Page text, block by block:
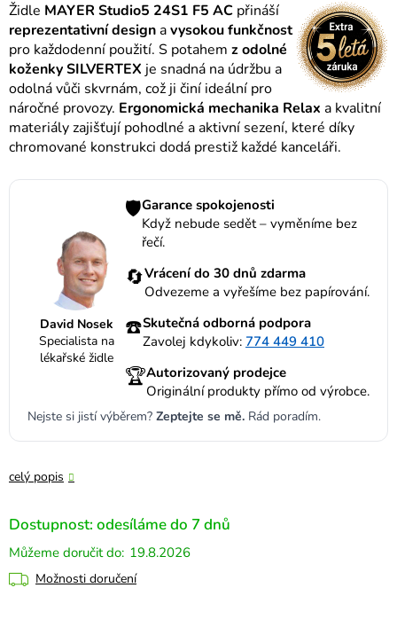
Židle MAYER Studio5 24S1 F5 AC přináší
reprezentativní designavysokou funkčnost
pro každodenní použití. S potahem z odolné
koženky SILVERTEX je snadná na údržbu a
odolná vůči skvrnám, což ji činí ideální pro
náročné provozy. Ergonomická mechanika Relax a kvalitní
materiály zajišťují pohodlné a aktivní sezení, které díky
chromované konstrukci dodá prestiž každé kanceláři.
David Nosek
Specialista na
lékařské židle
🛡️Garance spokojenosti
Když nebude sedět – vyměníme bez
řečí.
🔄Vrácení do 30 dnů zdarma
Odvezeme a vyřešíme bez papírování.
☎️Skutečná odborná podpora
Zavolej kdykoliv: 774 449 410
🏆Autorizovaný prodejce
Originální produkty přímo od výrobce.
Nejste si jistí výběrem? Zeptejte se mě. Rád poradím.
celý popis
Dostupnost: odesíláme do 7 dnů
19.8.2026
Možnosti doručení